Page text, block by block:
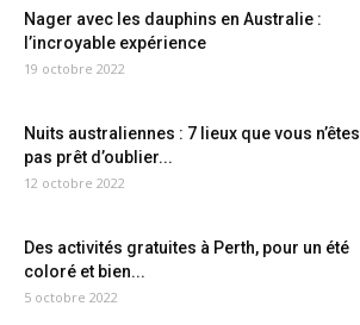
Nager avec les dauphins en Australie :
l’incroyable expérience
19 octobre 2022
Nuits australiennes : 7 lieux que vous n’êtes
pas prêt d’oublier...
12 octobre 2022
Des activités gratuites à Perth, pour un été
coloré et bien...
5 octobre 2022